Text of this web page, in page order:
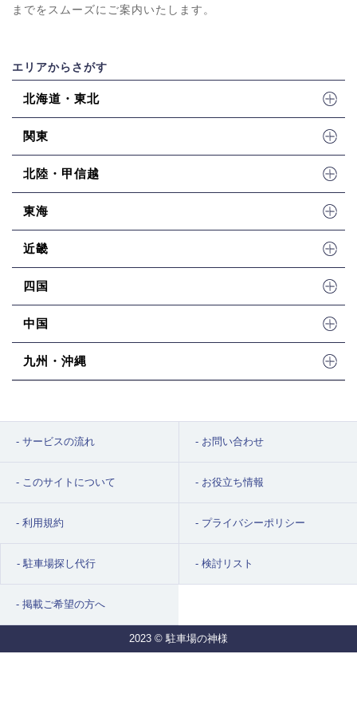
までをスムーズにご案内いたします。
エリアからさがす
北海道・東北
関東
北陸・甲信越
東海
近畿
四国
中国
九州・沖縄
サービスの流れ お問い合わせ
このサイトについて お役立ち情報
利用規約 プライバシーポリシー
駐車場探し代行 検討リスト
掲載ご希望の方へ
2023 © 駐車場の神様